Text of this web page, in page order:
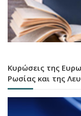
Κυρώσεις της
Ρωσίας και της